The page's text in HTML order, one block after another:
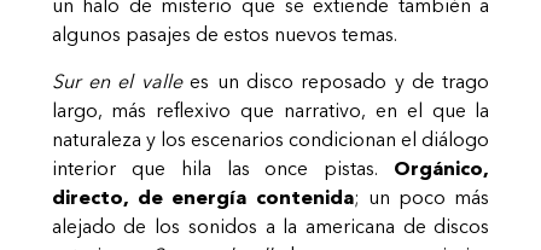
un halo de misterio que se extiende también a
algunos pasajes de estos nuevos temas.
Sur en el vallees un disco reposado y de trago
largo, más reflexivo que narrativo, en el que la
naturaleza y los escenarios condicionan el diálogo
interior que hila las once pistas. Orgánico,
directo, de energía contenida; un poco más
alejado de los sonidos a la americana de discos